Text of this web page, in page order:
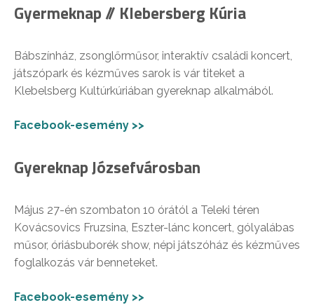
Gyermeknap // Klebersberg Kúria
Bábszínház, zsonglőrműsor, interaktív családi koncert,
játszópark és kézműves sarok is vár titeket a
Klebelsberg Kultúrkúriában gyereknap alkalmából.
Facebook-esemény >>
Gyereknap Józsefvárosban
Május 27-én szombaton 10 órától a Teleki téren
Kovácsovics Fruzsina, Eszter-lánc koncert, gólyalábas
műsor, óriásbuborék show, népi játszóház és kézműves
foglalkozás vár benneteket.
Facebook-esemény >>